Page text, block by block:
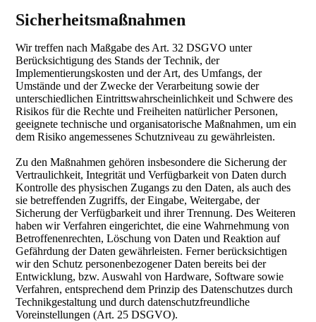
Sicherheitsmaßnahmen
Wir treffen nach Maßgabe des Art. 32 DSGVO unter
Berücksichtigung des Stands der Technik, der
Implementierungskosten und der Art, des Umfangs, der
Umstände und der Zwecke der Verarbeitung sowie der
unterschiedlichen Eintrittswahrscheinlichkeit und Schwere des
Risikos für die Rechte und Freiheiten natürlicher Personen,
geeignete technische und organisatorische Maßnahmen, um ein
dem Risiko angemessenes Schutzniveau zu gewährleisten.
Zu den Maßnahmen gehören insbesondere die Sicherung der
Vertraulichkeit, Integrität und Verfügbarkeit von Daten durch
Kontrolle des physischen Zugangs zu den Daten, als auch des
sie betreffenden Zugriffs, der Eingabe, Weitergabe, der
Sicherung der Verfügbarkeit und ihrer Trennung. Des Weiteren
haben wir Verfahren eingerichtet, die eine Wahrnehmung von
Betroffenenrechten, Löschung von Daten und Reaktion auf
Gefährdung der Daten gewährleisten. Ferner berücksichtigen
wir den Schutz personenbezogener Daten bereits bei der
Entwicklung, bzw. Auswahl von Hardware, Software sowie
Verfahren, entsprechend dem Prinzip des Datenschutzes durch
Technikgestaltung und durch datenschutzfreundliche
Voreinstellungen (Art. 25 DSGVO).